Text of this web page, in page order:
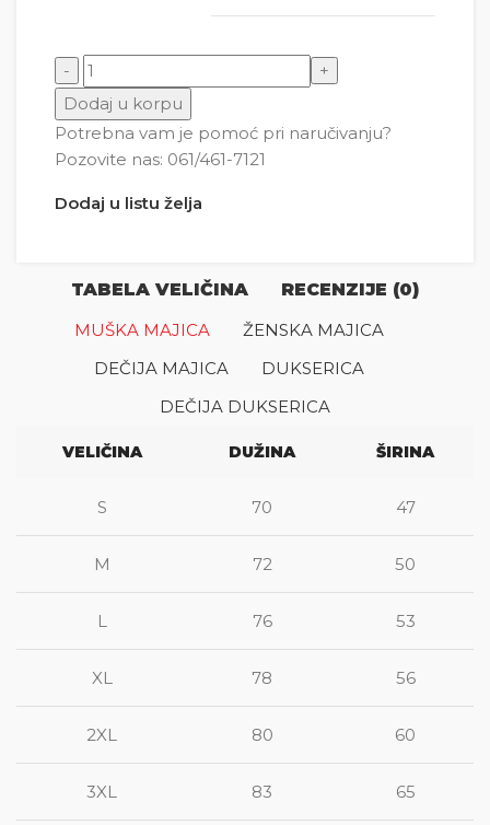
Ko gubi dobitak, dobija gubitak količina
Dodaj u korpu
Potrebna vam je pomoć pri naručivanju?
Pozovite nas: 061/461-7121
Dodaj u listu želja
TABELA VELIČINA
RECENZIJE (0)
MUŠKA MAJICA
ŽENSKA MAJICA
DEČIJA MAJICA
DUKSERICA
DEČIJA DUKSERICA
VELIČINA DUŽINA ŠIRINA
S 70 47
M 72 50
L 76 53
XL 78 56
2XL 80 60
3XL 83 65